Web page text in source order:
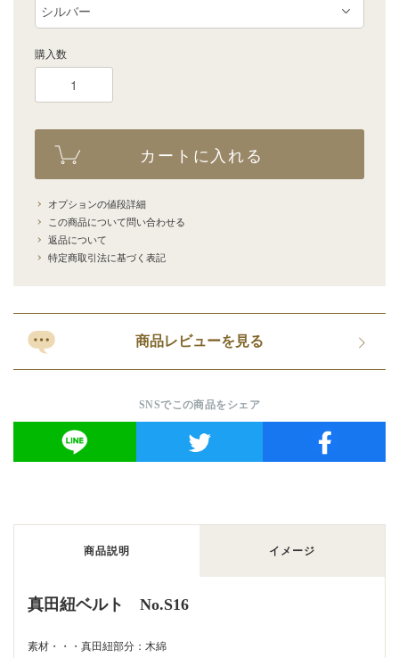
購入数
カートに入れる
オプションの値段詳細
この商品について問い合わせる
返品について
特定商取引法に基づく表記
商品レビューを見る
SNSでこの商品をシェア
商品説明 イメージ
真田紐ベルト No.S16
素材・・・真田紐部分：木綿